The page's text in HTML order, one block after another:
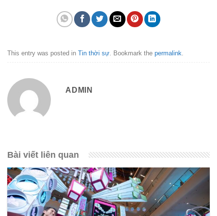
This entry was posted in Tin thời sự. Bookmark the permalink.
ADMIN
Bài viết liên quan